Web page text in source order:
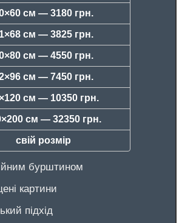
см — 3180 грн.
см — 3825 грн.
см — 4550 грн.
см — 7450 грн.
см — 10350 грн.
см — 32350 грн.
свій розмір
бурштином
картини
підхід